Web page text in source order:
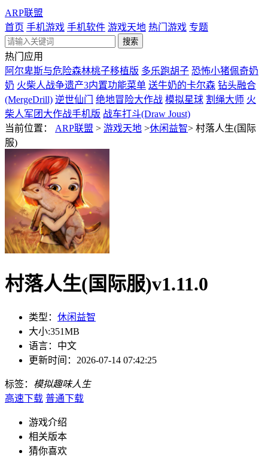
ARP联盟
首页 手机游戏 手机软件 游戏天地 热门游戏 专题
热门应用
阿尔卑斯与危险森林桃子移植版 多乐跑胡子 恐怖小猪佩奇奶
奶 火柴人战争遗产3内置功能菜单 送牛奶的卡尔森 钻头融合
(MergeDrill) 逆世仙门 绝地冒险大作战 模拟星球 割绳大师 火
柴人军团大作战手机版 战车打斗(Draw Joust)
当前位置： ARP联盟 > 游戏天地 >休闲益智> 村落人生(国际
服)
村落人生(国际服)v1.11.0
类型： 休闲益智
大小:351MB
语言： 中文
更新时间： 2026-07-14 07:42:25
标签： 模拟趣味人生
高速下载 普通下载
游戏介绍
相关版本
猜你喜欢